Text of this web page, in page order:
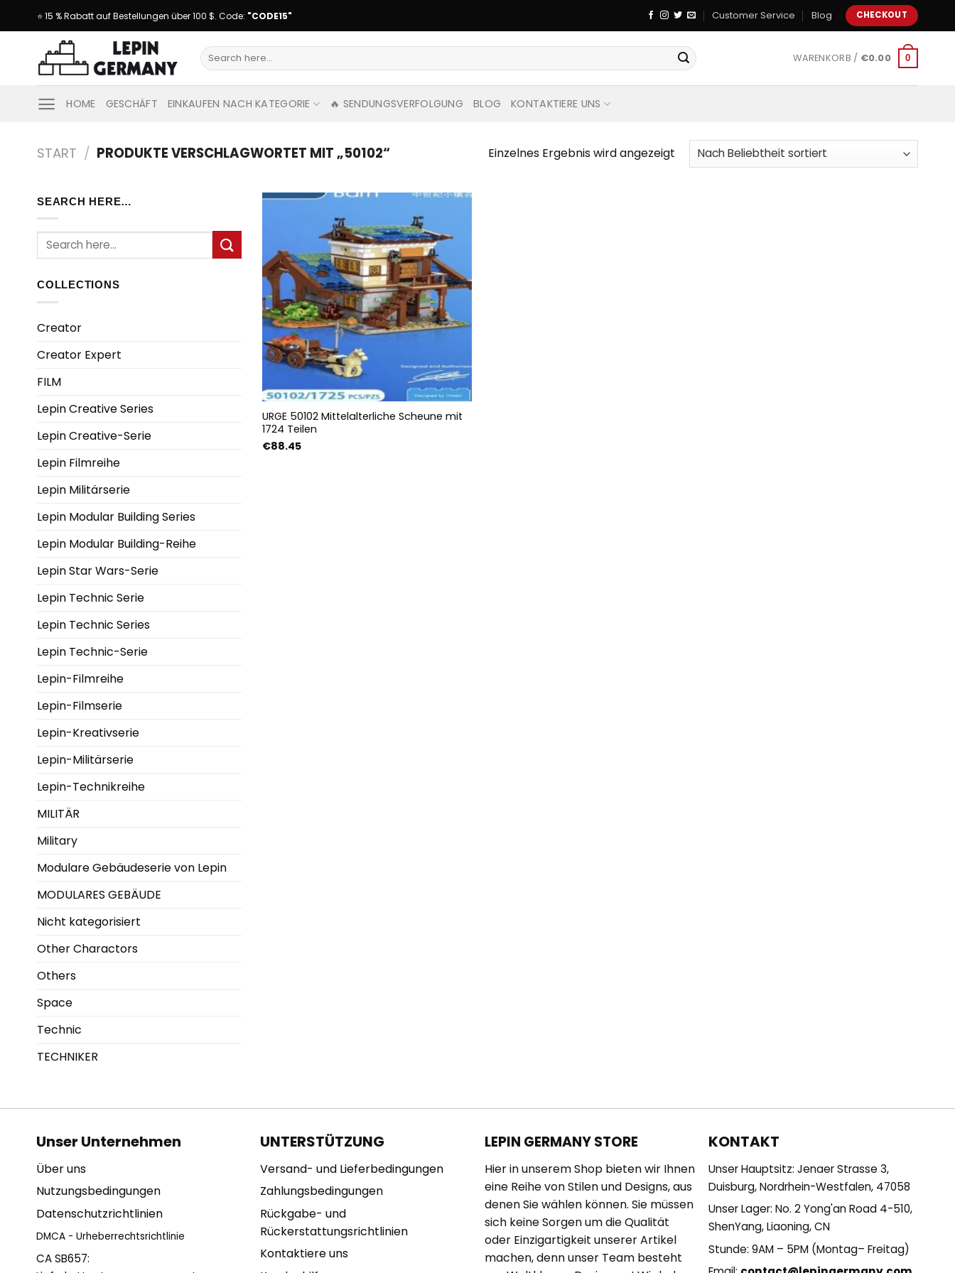
⭐ 15 % Rabatt auf Bestellungen über 100 $. Code: "CODE15" Customer Service Blog CHECKOUT
Suche
nach:
WARENKORB / €0.00 0
HOME GESCHÄFT EINKAUFEN NACH KATEGORIE 🔥 SENDUNGSVERFOLGUNG BLOG KONTAKTIERE UNS
START / PRODUKTE VERSCHLAGWORTET MIT „50102“ Einzelnes Ergebnis wird angezeigt
SEARCH HERE…
Suche
nach:
COLLECTIONS
Creator
Creator Expert
FILM
Lepin Creative Series
Lepin Creative-Serie
Lepin Filmreihe
Lepin Militärserie
Lepin Modular Building Series
Lepin Modular Building-Reihe
Lepin Star Wars-Serie
Lepin Technic Serie
Lepin Technic Series
Lepin Technic-Serie
Lepin-Filmreihe
Lepin-Filmserie
Lepin-Kreativserie
Lepin-Militärserie
Lepin-Technikreihe
MILITÄR
Military
Modulare Gebäudeserie von Lepin
MODULARES GEBÄUDE
Nicht kategorisiert
Other Charactors
Others
Space
Technic
TECHNIKER
URGE 50102 Mittelalterliche Scheune mit
1724 Teilen
€88.45
Unser Unternehmen
Über uns
Nutzungsbedingungen
Datenschutzrichtlinien
DMCA - Urheberrechtsrichtlinie
CA SB657:
UNTERSTÜTZUNG
Versand- und Lieferbedingungen
Zahlungsbedingungen
Rückgabe- und
Rückerstattungsrichtlinien
Kontaktiere uns
LEPIN GERMANY STORE
Hier in unserem Shop bieten wir Ihnen
eine Reihe von Stilen und Designs, aus
denen Sie wählen können. Sie müssen
sich keine Sorgen um die Qualität
oder Einzigartigkeit unserer Artikel
machen, denn unser Team besteht
KONTAKT
Unser Hauptsitz: Jenaer Strasse 3,
Duisburg, Nordrhein-Westfalen, 47058
Unser Lager: No. 2 Yong'an Road 4-510,
ShenYang, Liaoning, CN
Stunde: 9AM – 5PM (Montag– Freitag)